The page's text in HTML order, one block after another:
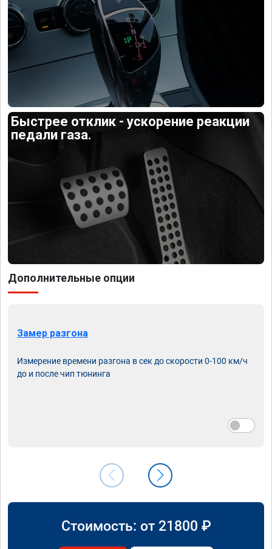
Быстрее отклик - ускорение реакции
педали газа.
Дополнительные опции
Замер разгона
Измерение времени разгона в сек до скорости 0-100 км/ч
до и после чип тюнинга
Стоимость: от 21800 ₽